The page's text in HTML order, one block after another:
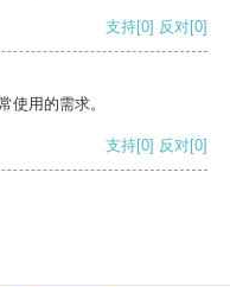
支持[0] 反对[0]
使用的需求。
支持[0] 反对[0]